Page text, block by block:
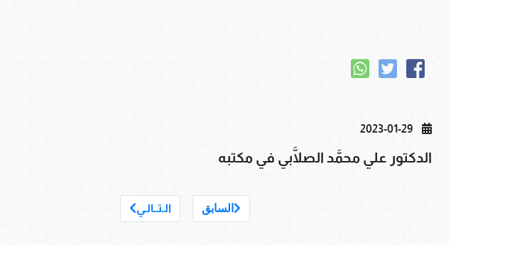
2023-01-29
الدكتور علي محمَّد الصلَّابي في مكتبه
السابق الـتــالـي